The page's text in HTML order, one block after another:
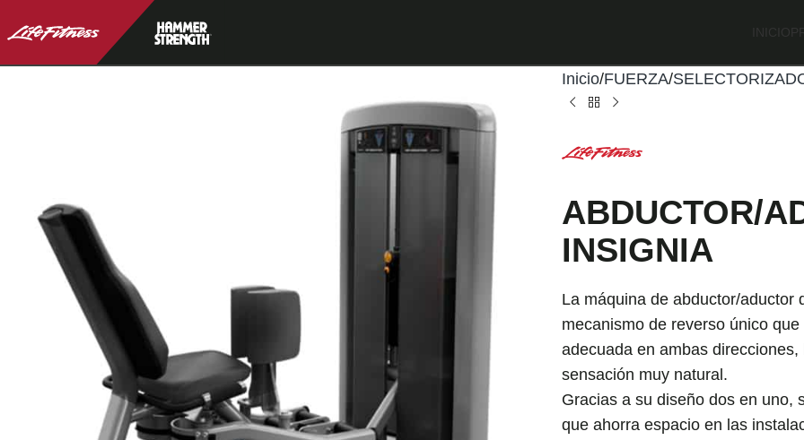
Inicio FUERZA
ABDUCTOR/
INSIGNIA
La máquina de abductor/aductor
mecanismo de reverso único
adecuada en ambas
sensación muy natural.
Gracias a su diseño dos en uno,
que ahorra espacio en las